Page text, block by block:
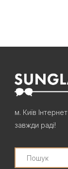
м. Київ
завжди раді!
Search